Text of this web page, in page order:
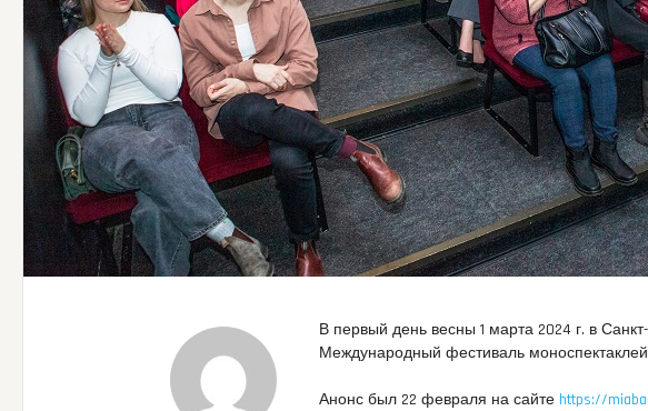
В первый день весны 1 марта 2024 г. в
Международный фестиваль
Анонс был 22 февраля на сайте https://